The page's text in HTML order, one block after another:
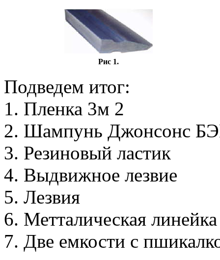
Рис 1.
Подведем итог:
1. Пленка 3м 2
2. Шампунь Джонсонс
3. Резиновый ластик
4. Выдвижное лезвие
5. Лезвия
6. Метталическая
7. Две емкости с